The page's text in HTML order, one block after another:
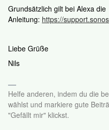
Grundsätzlich gilt bei Alexa die
Anleitung: https://
Liebe Grüße
Nils
Helfe anderen, indem du die
wählst und markiere gute
"Gefällt mir" klickst.